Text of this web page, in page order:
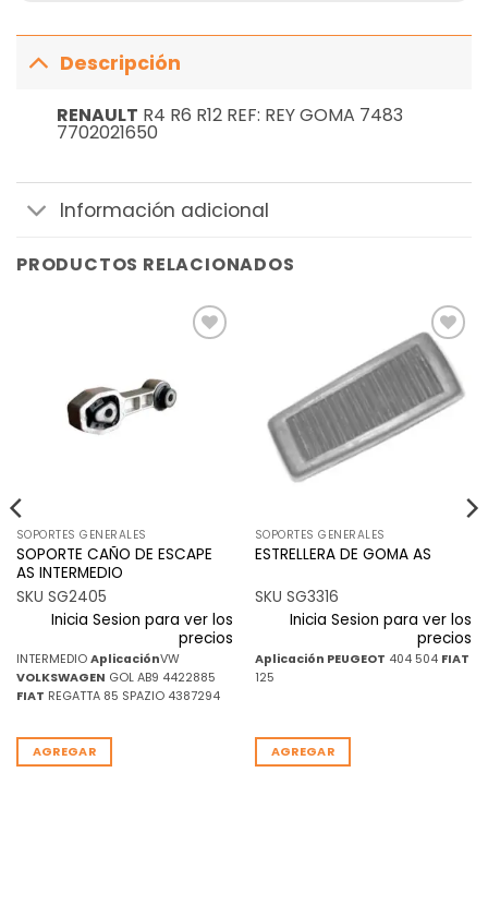
Descripción
RENAULT R4 R6 R12 REF: REY GOMA 7483
7702021650
Información adicional
PRODUCTOS RELACIONADOS
deseos
SOPORTES GENERALES
SOPORTE CAÑO DE ESCAPE
AS INTERMEDIO
SKU SG2405
Inicia Sesion para ver los
precios
INTERMEDIO AplicaciónVW
VOLKSWAGEN GOL AB9 4422885
FIAT REGATTA 85 SPAZIO 4387294
AGREGAR
Añadir
a la
lista de
deseos
SOPORTES GENERALES
ESTRELLERA DE GOMA AS
SKU SG3316
Inicia Sesion para ver los
precios
Aplicación PEUGEOT 404 504 FIAT
125
AGREGAR